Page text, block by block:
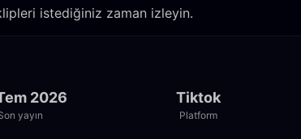
istediğiniz zaman izleyin.
2026
yayın
Tiktok
Platform